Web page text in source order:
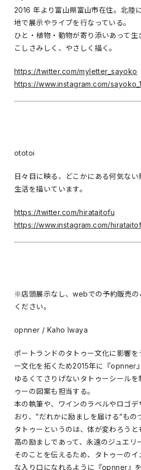
2016 年より富山県富山市在住。北陸
地で展示やライブを行なっている。
ひと・植物・動物が寄り添いあって
こしさみしく、やさしく描く。
https://twitter.com/myletter_sayoko
https://www.instagram.com/
ototoi
日々目に映る、どこかにある何気な
生活を描いています。
https://twitter.com/hirataitofu
https://www.instagram.com/
※店頭展示なし、webでの予約販売の
ください。
opnner / Kaho Iwaya
ポートランドのタトゥー文化に影響を
ー文化を拓くため2015年に『opnner
ゆるくてさりげないタトゥーシール
ゥーの図案も担当する。
本の執筆や、ワインのラベルやロゴデ
おり、”だれかに励ましを届ける”もの
タトゥーというのは、体が変わろう
高の励ましであって、永遠のジュエリ
そのことを伝えるため、タトゥーの
な入り口になれるように『opnner』